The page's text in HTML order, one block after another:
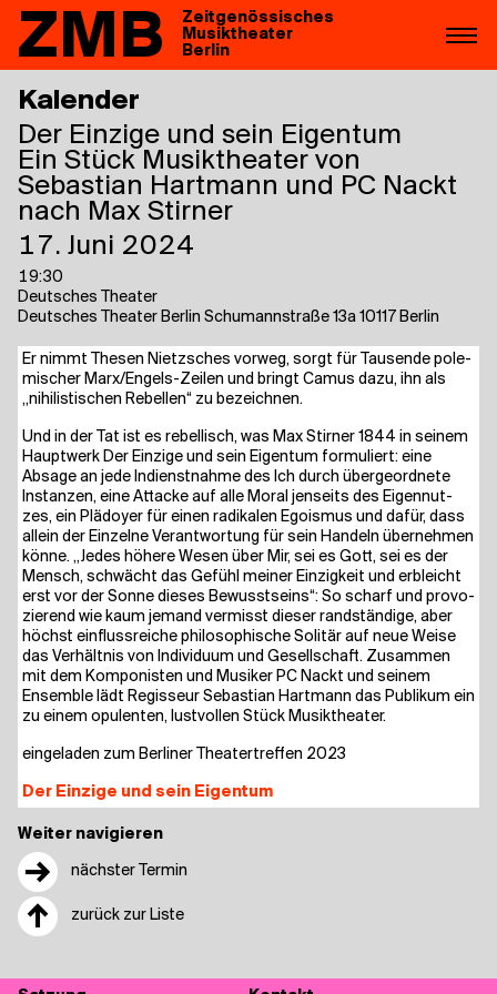
ZMB
Zeitgenössisches
Musiktheater
Berlin
Weiter navigieren
→ nächster Termin
↑ zurück zur Liste
Kalender
Der Ein­zi­ge und sein Eigentum
Ein Stück Musiktheater von
Sebastian Hartmann und PC Nackt
nach Max Stirner
17. Juni 2024
19:30
Deutsches Theater
Deutsches Theater Berlin Schumannstraße 13a 10117 Berlin
Er nimmt The­sen Nietz­sches vor­weg, sorgt für Tau­sen­de pole­
mi­scher Mar­x/En­gels-Zei­len und bringt Camus dazu, ihn als
„nihi­lis­ti­schen Rebel­len“ zu bezeichnen.
Und in der Tat ist es rebel­lisch, was Max Stir­ner 1844 in sei­nem
Haupt­werk Der Ein­zi­ge und sein Eigen­tum for­mu­liert: eine
Absa­ge an jede Indienst­nah­me des Ich durch über­ge­ord­ne­te
Instan­zen, eine Atta­cke auf alle Moral jen­seits des Eigen­nut­
zes, ein Plä­doy­er für einen radi­ka­len Ego­is­mus und dafür, dass
allein der Ein­zel­ne Ver­ant­wor­tung für sein Han­deln über­neh­men
kön­ne. „Jedes höhe­re Wesen über Mir, sei es Gott, sei es der
Mensch, schwächt das Gefühl mei­ner Ein­zig­keit und erbleicht
erst vor der Son­ne die­ses Bewusst­seins“: So scharf und pro­vo­
zie­rend wie kaum jemand ver­misst die­ser rand­stän­di­ge, aber
höchst ein­fluss­rei­che phi­lo­so­phi­sche Soli­tär auf neue Wei­se
das Ver­hält­nis von Indi­vi­du­um und Gesell­schaft. Zusam­men
mit dem Kom­po­nis­ten und Musi­ker PC Nackt und sei­nem
Ensem­ble lädt Regis­seur Sebas­ti­an Hart­mann das Publi­kum ein
zu einem opu­len­ten, lust­vol­len Stück Musiktheater.
ein­ge­la­den zum Ber­li­ner Thea­ter­tref­fen 2023
Der Einzige und sein Eigentum